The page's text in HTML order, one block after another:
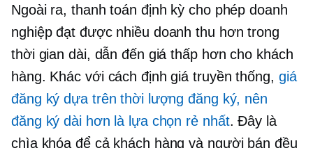
Ngoài ra, thanh toán định kỳ cho phép doanh
nghiệp đạt được nhiều doanh thu hơn trong
thời gian dài, dẫn đến giá thấp hơn cho khách
hàng. Khác với cách định giá truyền thống, giá
đăng ký dựa trên thời lượng đăng ký, nên
đăng ký dài hơn là lựa chọn rẻ nhất. Đây là
chìa khóa để cả khách hàng và người bán đều